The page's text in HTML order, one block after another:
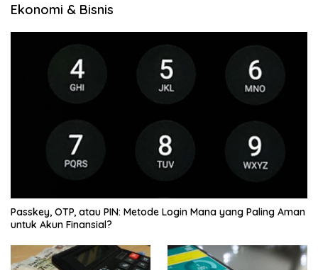
Ekonomi & Bisnis
Passkey, OTP, atau PIN: Metode Login Mana yang Paling Aman
untuk Akun Finansial?